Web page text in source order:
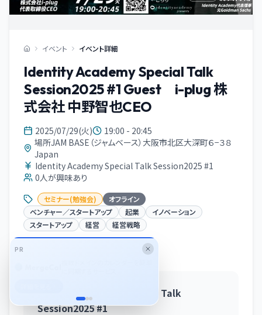
イベント イベント詳細
Identity Academy Special Talk
Session2025 #1 Guest i-plug 株
式会社 中野智也CEO
2025/07/29(火)
19:00 - 20:45
場所JAM BASE（ジャムベース）大阪市北区大深町６−３８
Japan
Identity Academy Special Talk Session2025 #1
0人が興味あり
セミナー(勉強会)
オフライン
ベンチャー／スタートアップ
起業
イノベーション
スタートアップ
経営 経営戦略
Identity Academy Special Talk
Session2025 #1
PR